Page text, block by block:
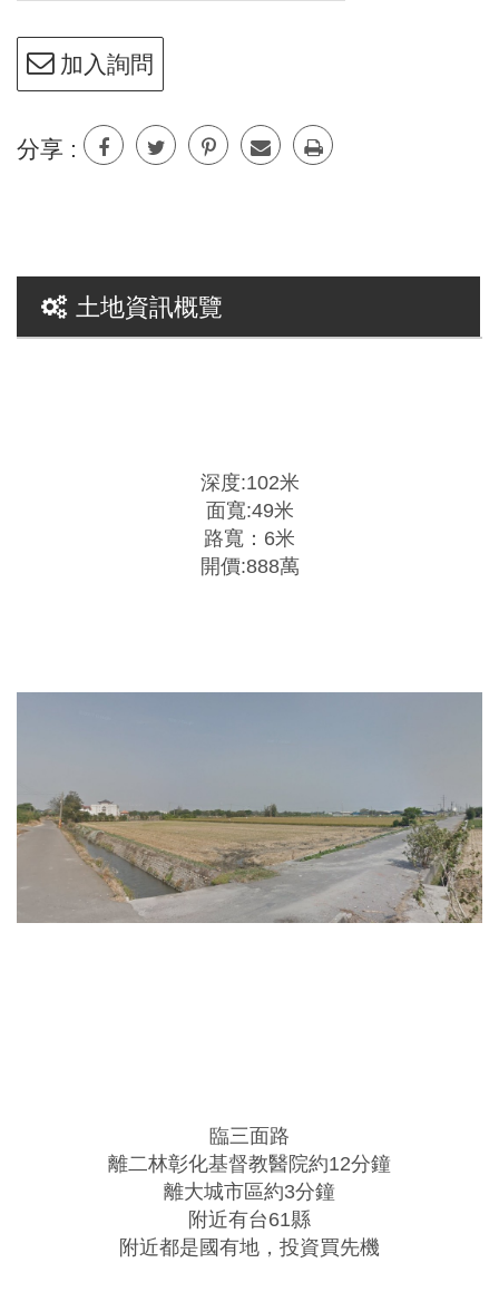
加入詢問
分享 :
土地資訊概覽
深度:102米
面寬:49米
路寬：6米
開價:888萬
臨三面路
離二林彰化基督教醫院約12分鐘
離大城市區約3分鐘
附近有台61縣
附近都是國有地，投資買先機